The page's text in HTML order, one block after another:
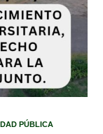
PÚBLICA